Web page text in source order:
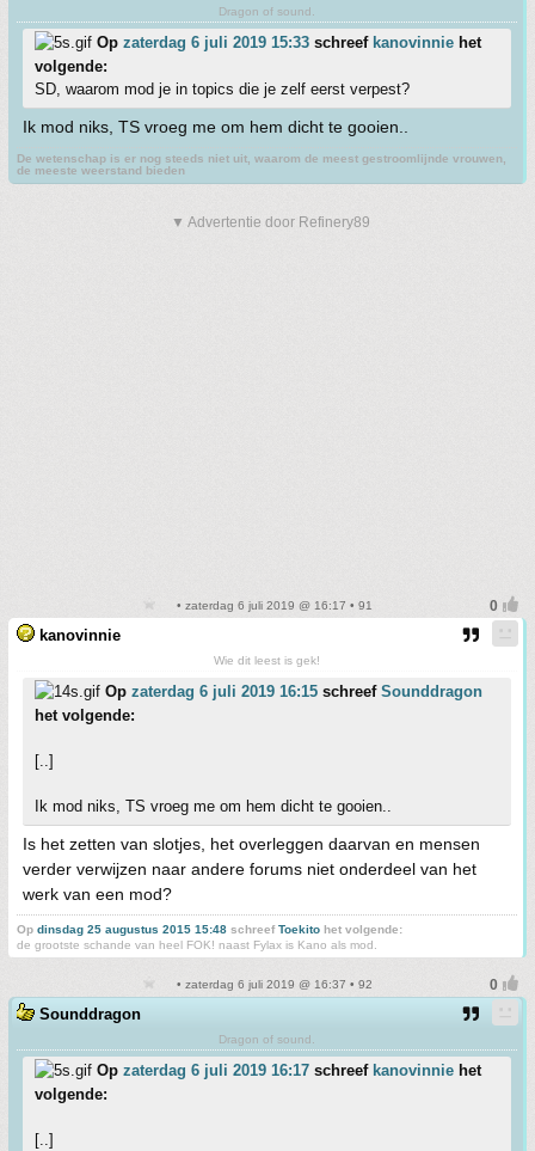
Dragon of sound.
Op zaterdag 6 juli 2019 15:33 schreef kanovinnie het
volgende:
SD, waarom mod je in topics die je zelf eerst verpest?
Ik mod niks, TS vroeg me om hem dicht te gooien..
De wetenschap is er nog steeds niet uit, waarom de meest gestroomlijnde vrouwen,
de meeste weerstand bieden
▼ Advertentie door Refinery89
• zaterdag 6 juli 2019 @ 16:17 • 91
kanovinnie
Wie dit leest is gek!
Op zaterdag 6 juli 2019 16:15 schreef Sounddragon
het volgende:
[..]
Ik mod niks, TS vroeg me om hem dicht te gooien..
Is het zetten van slotjes, het overleggen daarvan en mensen
verder verwijzen naar andere forums niet onderdeel van het
werk van een mod?
Op dinsdag 25 augustus 2015 15:48 schreefToekito het volgende:
de grootste schande van heel FOK! naast Fylax is Kano als mod.
• zaterdag 6 juli 2019 @ 16:37 • 92
Sounddragon
Dragon of sound.
Op zaterdag 6 juli 2019 16:17 schreef kanovinnie het
volgende:
[..]